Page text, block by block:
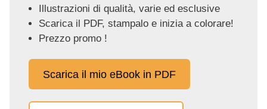
Illustrazioni di qualità, varie ed esclusive
Scarica il PDF, stampalo e inizia a colorare!
Prezzo promo !
Scarica il mio eBook in PDF